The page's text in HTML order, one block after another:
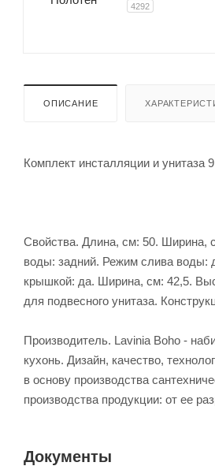
4292
ОПИСАНИЕ
Комплект инсталляции и унитаза
Свойства. Длина, см: 50. Ширина,
воды: задний. Режим слива воды:
крышкой: да. Ширина, см: 42,5.
для подвесного унитаза.
Производитель. Lavinia Boho -
кухонь. Дизайн, качество,
в основу производства
производства продукции: от ее
Документы